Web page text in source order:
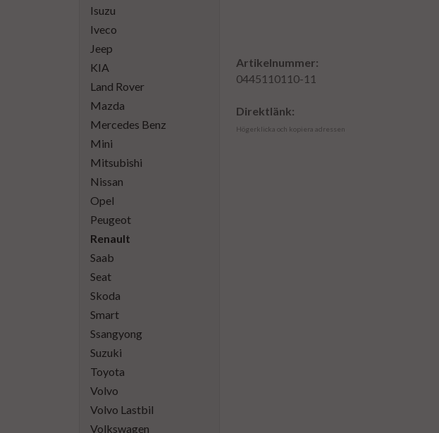
Isuzu
Iveco
Jeep
KIA
Land Rover
Mazda
Mercedes Benz
Mini
Mitsubishi
Nissan
Opel
Peugeot
Renault
Saab
Seat
Skoda
Smart
Ssangyong
Suzuki
Toyota
Volvo
Volvo Lastbil
Volkswagen
Artikelnummer:
0445110110-11
Direktlänk:
Högerklicka och kopiera adressen